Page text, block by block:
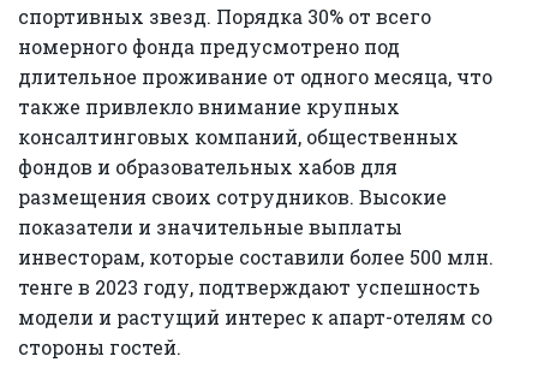
спортивных звезд. Порядка 30% от всего
номерного фонда предусмотрено под
длительное проживание от одного месяца, что
также привлекло внимание крупных
консалтинговых компаний, общественных
фондов и образовательных хабов для
размещения своих сотрудников. Высокие
показатели и значительные выплаты
инвесторам, которые составили более 500 млн.
тенге в 2023 году, подтверждают успешность
модели и растущий интерес к апарт-отелям со
стороны гостей.